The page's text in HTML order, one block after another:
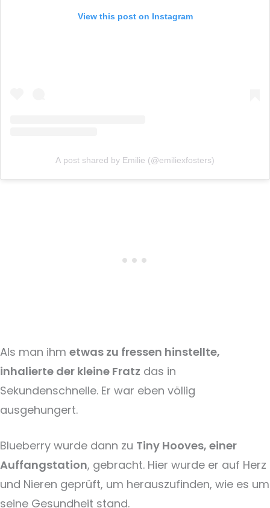
View this post on Instagram
A post shared by Emilie (@emiliexfosters)
Als man ihm etwas zu fressen hinstellte,
inhalierte der kleine Fratz das in
Sekundenschnelle. Er war eben völlig
ausgehungert.
Blueberry wurde dann zu Tiny Hooves, einer
Auffangstation, gebracht. Hier wurde er auf Herz
und Nieren geprüft, um herauszufinden, wie es um
seine Gesundheit stand.